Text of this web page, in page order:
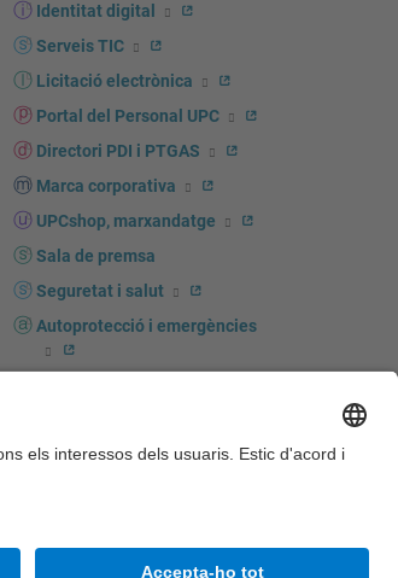
Identitat digital
Serveis TIC
Licitació electrònica
Portal del Personal UPC
Directori PDI i PTGAS
Marca corporativa
UPCshop, marxandatge
Sala de premsa
Seguretat i salut
Autoprotecció i emergències